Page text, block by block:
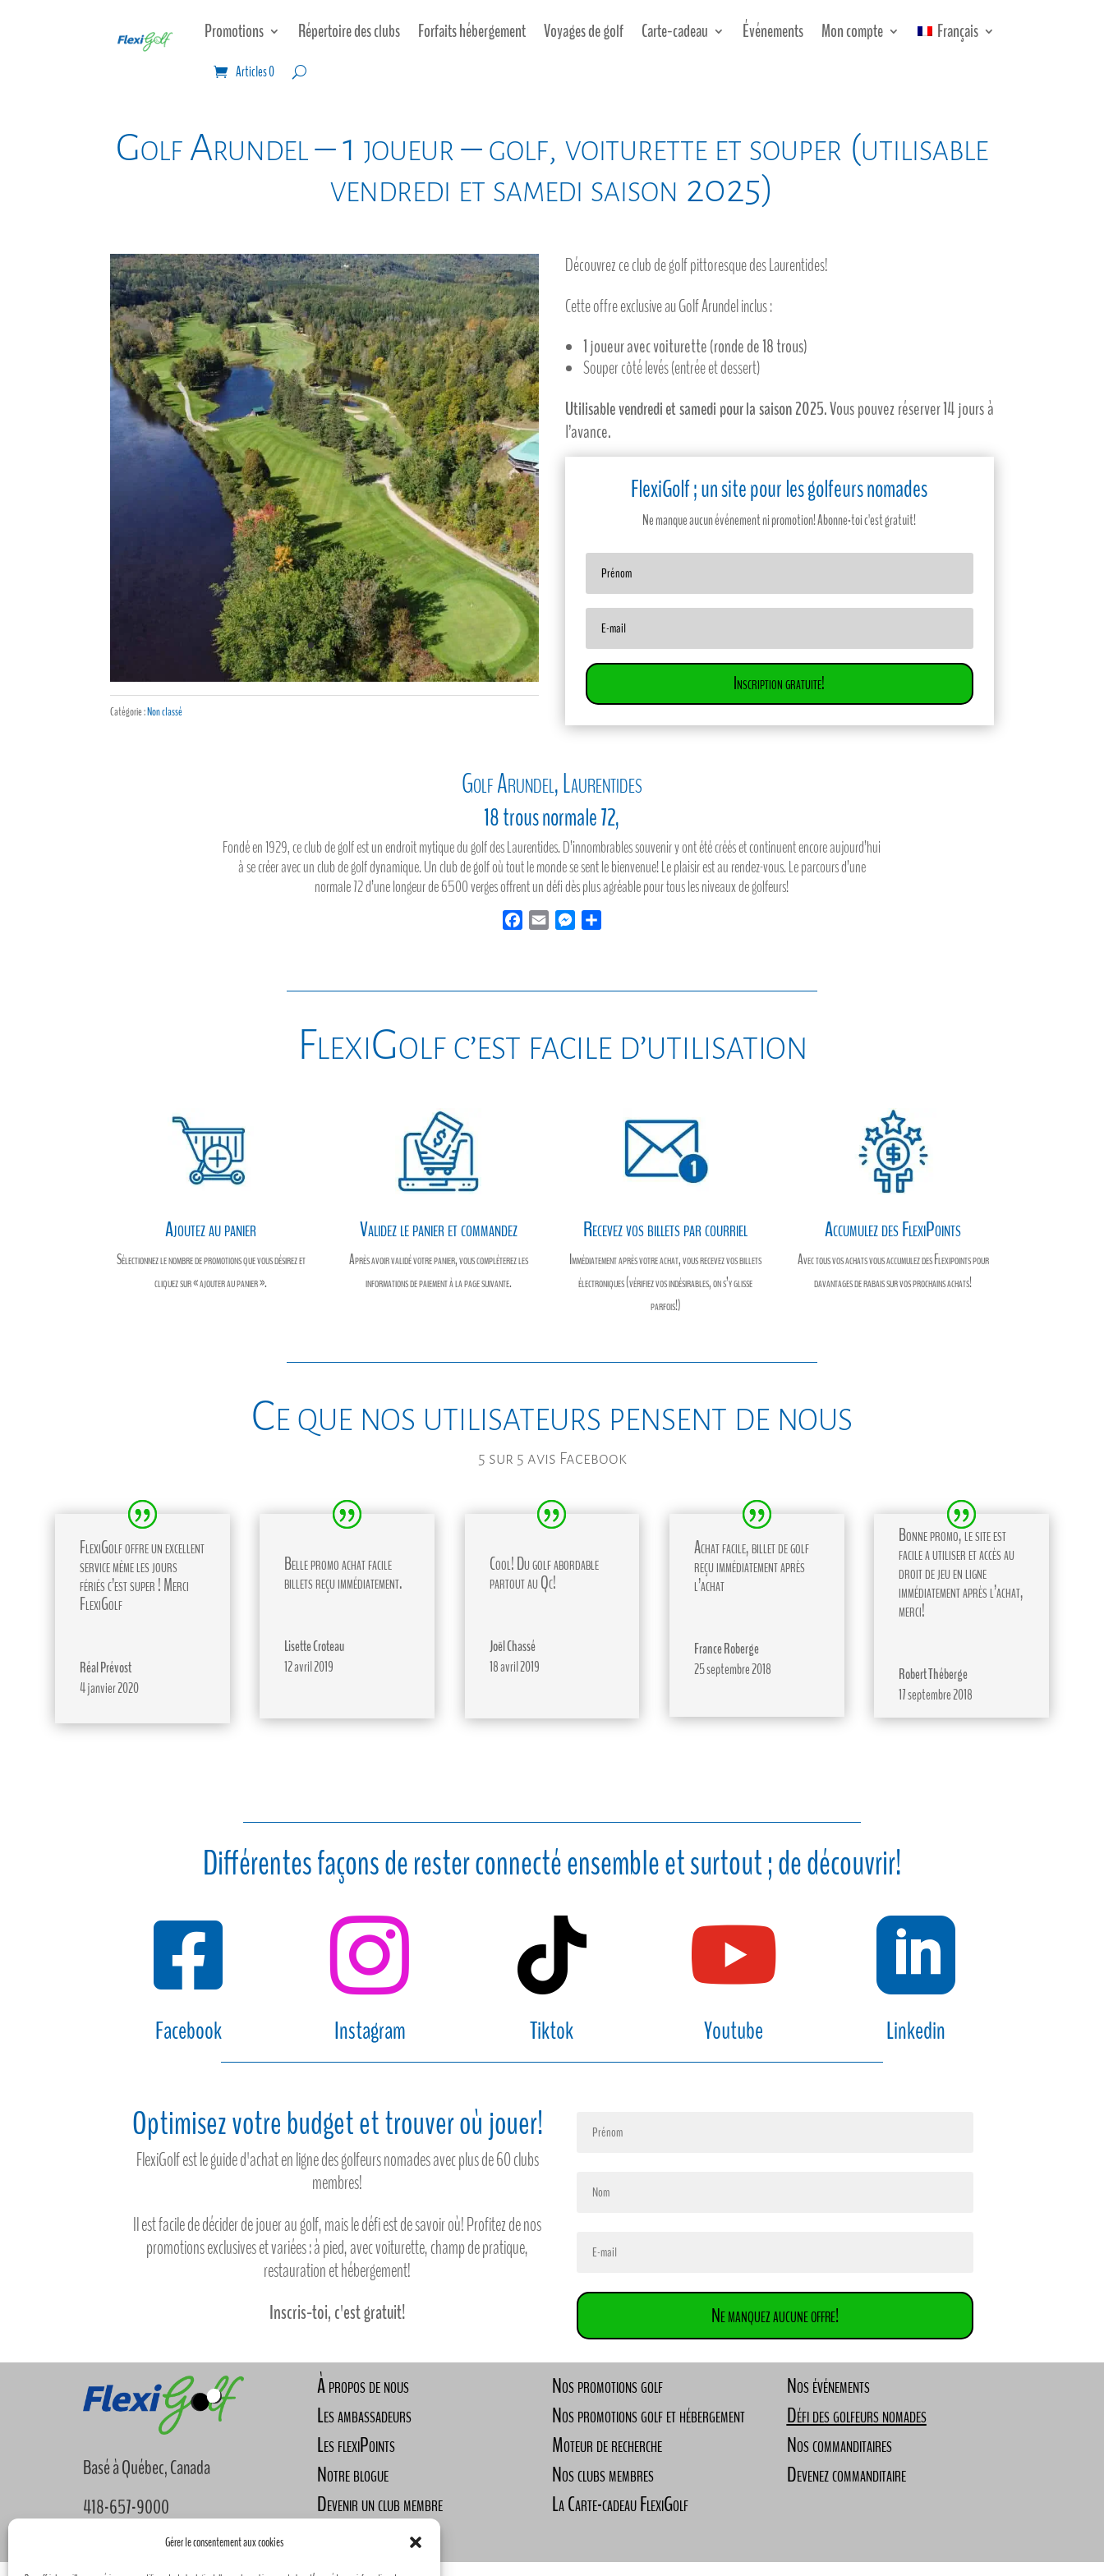
Gérer le consentement aux cookies
Promotions Répertoire des clubs Forfaits hébergement Voyages de golf Carte-cadeau Événements Mon compte Français
Articles 0
Golf Arundel – 1 joueur – golf, voiturette et souper (utilisable
vendredi et samedi saison 2025)
Catégorie :Non classé
Découvrez ce club de golf pittoresque des Laurentides!
Cette offre exclusive au Golf Arundel inclus :
1 joueur avec voiturette (ronde de 18 trous)
Souper côté levés (entrée et dessert)
Utilisable vendredi et samedi pour la saison 2025. Vous pouvez réserver 14 jours à
l’avance.
FlexiGolf ; un site pour les golfeurs nomades
Ne manque aucun événement ni promotion! Abonne-toi c'est gratuit!
Inscription gratuite!
Golf Arundel, Laurentides
18 trous normale 72,
Fondé en 1929, ce club de golf est un endroit mytique du golf des Laurentides. D’innombrables souvenir y ont été créés et continuent encore aujourd’hui
à se créer avec un club de golf dynamique. Un club de golf où tout le monde se sent le bienvenue! Le plaisir est au rendez-vous. Le parcours d’une
normale 72 d’une longeur de 6500 verges offrent un défi dès plus agréable pour tous les niveaux de golfeurs!
g
e
e
r
FlexiGolf c’est facile d’utilisation
Ajoutez au panier
Sélectionnez le nombre de promotions que vous désirez et
cliquez sur « ajouter au panier ».
Validez le panier et commandez
Après avoir validé votre panier, vous compléterez les
informations de paiement à la page suivante.
Recevez vos billets par courriel
Immédiatement après votre achat, vous recevez vos billets
électroniques (vérifiez vos indésirables, on s’y glisse
parfois!)
Accumulez des FlexiPoints
Avec tous vos achats vous accumulez des Flexipoints pour
davantages de rabais sur vos prochains achats!
Ce que nos utilisateurs pensent de nous
5 sur 5 avis Facebook
FlexiGolf offre un excellent
service même les jours
fériés c’est super ! Merci
FlexiGolf
Réal Prévost
4 janvier 2020
Belle promo achat facile
billets reçu immédiatement.
Lisette Croteau
12 avril 2019
Cool! Du golf abordable
partout au Qc!
Joël Chassé
18 avril 2019
Achat facile, billet de golf
reçu immédiatement après
l’achat
France Roberge
25 septembre 2018
Bonne promo, le site est
facile a utiliser et accès au
droit de jeu en ligne
immédiatement après l’achat,
merci!
Robert Théberge
17 septembre 2018
Différentes façons de rester connecté ensemble et surtout ; de découvrir!

Facebook

Instagram

Tiktok

Youtube

Linkedin
Optimisez votre budget et trouver où jouer!
FlexiGolf est le guide d'achat en ligne des golfeurs nomades avec plus de 60 clubs
membres!
Il est facile de décider de jouer au golf, mais le défi est de savoir où! Profitez de nos
promotions exclusives et variées : à pied, avec voiturette, champ de pratique,
restauration et hébergement!
Inscris-toi, c'est gratuit!
Ne manquez aucune offre!
Basé à Québec, Canada
418-657-9000
info@flexigolf.ca
À propos de nous
Les ambassadeurs
Les flexiPoints
Notre blogue
Devenir un club membre
Nos promotions golf
Nos promotions golf et hébergement
Moteur de recherche
Nos clubs membres
La Carte-cadeau FlexiGolf
Nos événements
Défi des golfeurs nomades
Nos commanditaires
Devenez commanditaire